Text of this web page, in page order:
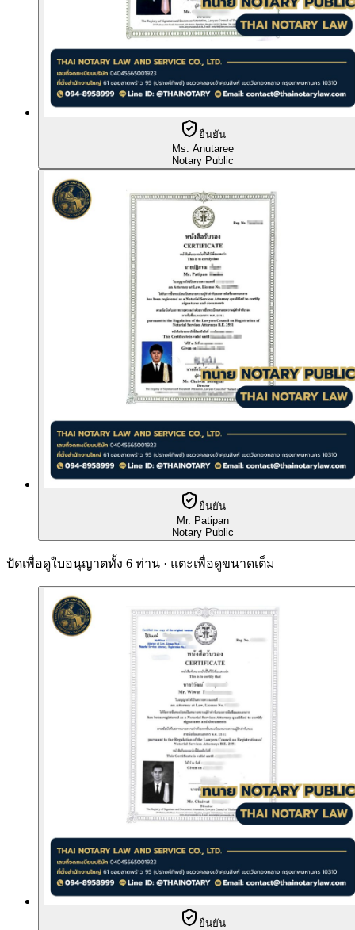
ยืนยัน
Ms. Anutaree
Notary Public
ยืนยัน
Mr. Patipan
Notary Public
ปัดเพื่อดูใบอนุญาตทั้ง 6 ท่าน · แตะเพื่อดูขนาดเต็ม
ยืนยัน